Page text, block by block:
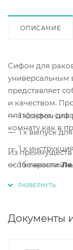
ОПИСАНИЕ
Сифон для
универсальным
представляет
и качеством.
платформе,
комнату как в
Из
особенности:
материалы.
Легкая сборка
выполняется за
1 x сифон
1 x выпуск
1 x
1 x
Документы